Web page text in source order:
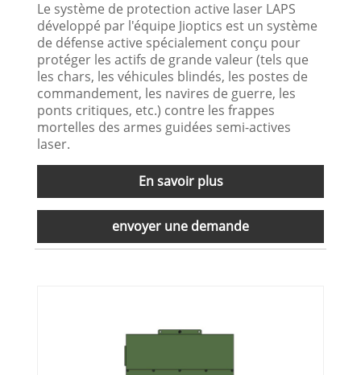
Le système de protection active laser LAPS
développé par l'équipe Jioptics est un système
de défense active spécialement conçu pour
protéger les actifs de grande valeur (tels que
les chars, les véhicules blindés, les postes de
commandement, les navires de guerre, les
ponts critiques, etc.) contre les frappes
mortelles des armes guidées semi-actives
laser.
En savoir plus
envoyer une demande